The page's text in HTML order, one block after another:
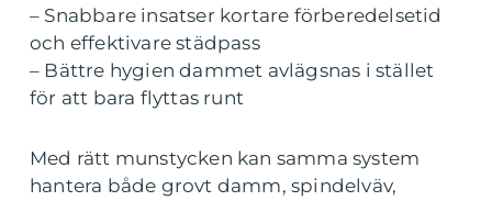
– Snabbare insatser kortare förberedelsetid
och effektivare städpass
– Bättre hygien dammet avlägsnas i stället
för att bara flyttas runt
Med rätt munstycken kan samma system
hantera både grovt damm, spindelväv,